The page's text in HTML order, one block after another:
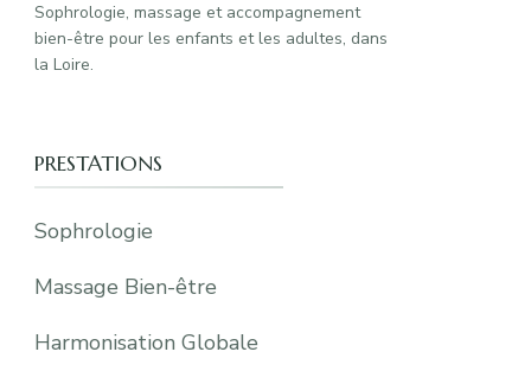
Sophrologie, massage et accompagnement
bien-être pour les enfants et les adultes, dans
la Loire.
PRESTATIONS
Sophrologie
Massage Bien-être
Harmonisation Globale